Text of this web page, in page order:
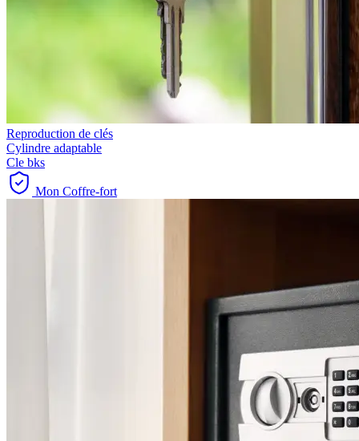
Reproduction de clés
Cylindre adaptable
Cle bks
Mon Coffre-fort